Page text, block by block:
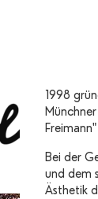
1998
Bei der
und dem
Ästhetik